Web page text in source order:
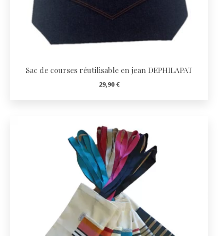
Sac de courses réutilisable en jean DEPHILAPAT
29,90€